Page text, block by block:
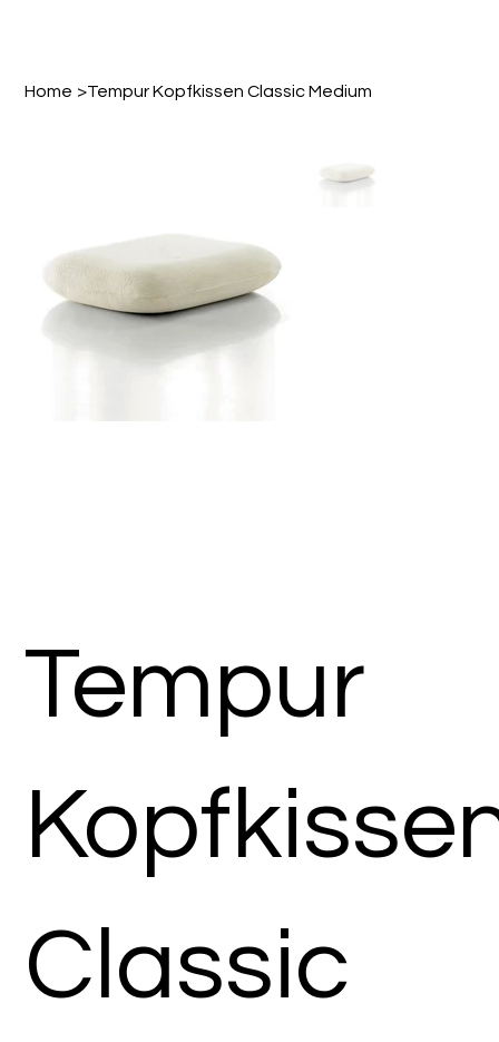
Home >Tempur Kopfkissen Classic Medium
Tempur
Classic